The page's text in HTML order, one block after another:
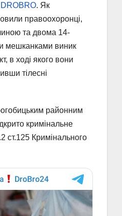
DROBRO. Як
правоохоронці,
та двома 14-
мешканками виник
в ході якого вони
тілесні
районним
кримінальне
ст.125 Кримінального